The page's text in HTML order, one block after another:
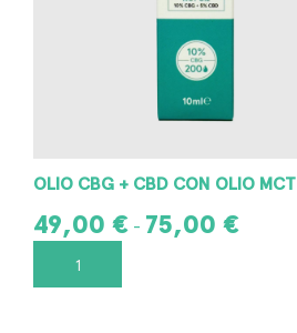
OLIO CBG + CBD CON OLIO MCT
49,00 € - 75,00 €
SCEGLI